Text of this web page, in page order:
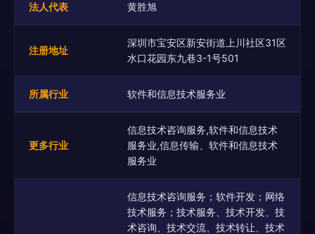
法人代表 黄胜旭
注册地址
深圳市宝安区新安街道上川社区31区
水口花园东九巷3-1号501
所属行业 软件和信息技术服务业
更多行业
信息技术咨询服务,软件和信息技术
服务业,信息传输、软件和信息技术
服务业
信息技术咨询服务；软件开发；网络
技术服务；技术服务、技术开发、技
术咨询、技术交流、技术转让、技术